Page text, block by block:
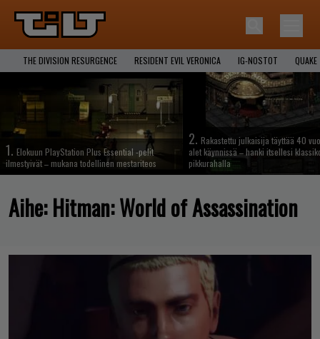
THE DIVISION RESURGENCE RESIDENT EVIL VERONICA IG-NOSTOT QUAKE
1. Elokuun PlayStation Plus Essential -pelit
ilmestyivät – mukana todellinen mestariteos
2. Rakastettu julkaisija täyttää 40
alet käynnissä – hanki itsellesi
pikkurahalla
Aihe:Hitman: World of Assassination